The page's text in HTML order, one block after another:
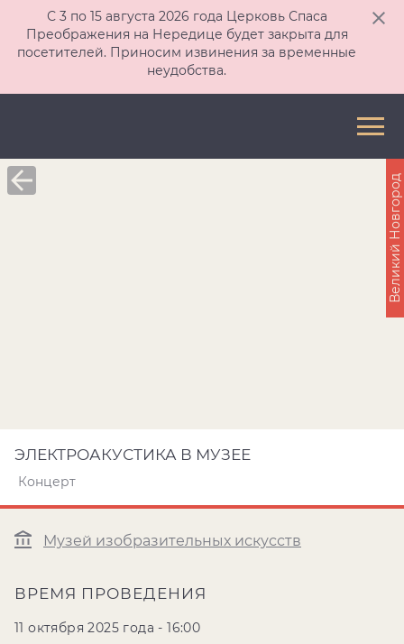
С 3 по 15 августа 2026 года Церковь Спаса
Преображения на Нередице будет закрыта для
посетителей. Приносим извинения за временные
неудобства.
ЭЛЕКТРОАКУСТИКА В МУЗЕЕ
Концерт
Музей изобразительных искусств
ВРЕМЯ ПРОВЕДЕНИЯ
11 октября 2025 года - 16:00
Великий Новгород